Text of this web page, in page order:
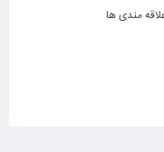
مندی ها